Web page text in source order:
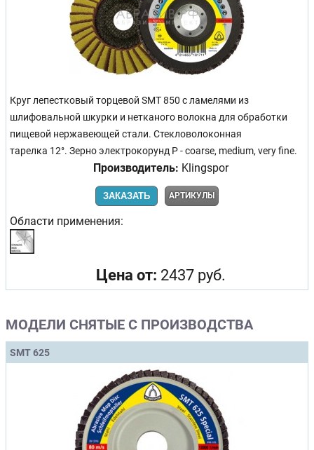
Круг лепестковый торцевой SMT 850 с ламелями из
шлифовальной шкурки и нетканого волокна для обработки
пищевой нержавеющей стали. Стекловолоконная
тарелка 12°. Зерно электрокорунд P - coarse, medium, very fine.
Производитель: Klingspor
ЗАКАЗАТЬ АРТИКУЛЫ
Области применения:
Цена от: 2437 руб.
МОДЕЛИ СНЯТЫЕ С ПРОИЗВОДСТВА
SMT 625